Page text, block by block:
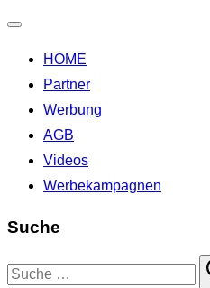
umschalten
HOME
Partner
Werbung
AGB
Videos
Werbekampagnen
Suche
Suchen